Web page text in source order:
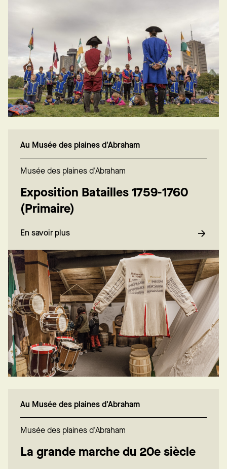
Au Musée des plaines d'Abraham
Musée des plaines d'Abraham
Exposition Batailles 1759-1760
(Primaire)
En savoir plus
Au Musée des plaines d'Abraham
Musée des plaines d'Abraham
La grande marche du 20e siècle